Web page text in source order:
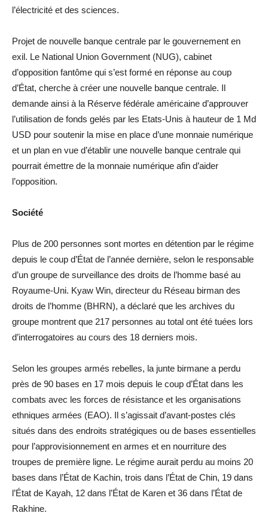
l’électricité et des sciences.
Projet de nouvelle banque centrale par le gouvernement en
exil. Le National Union Government (NUG), cabinet
d’opposition fantôme qui s’est formé en réponse au coup
d’État, cherche à créer une nouvelle banque centrale. Il
demande ainsi à la Réserve fédérale américaine d’approuver
l’utilisation de fonds gelés par les Etats-Unis à hauteur de 1 Md
USD pour soutenir la mise en place d’une monnaie numérique
et un plan en vue d’établir une nouvelle banque centrale qui
pourrait émettre de la monnaie numérique afin d’aider
l’opposition.
Société
Plus de 200 personnes sont mortes en détention par le régime
depuis le coup d’État de l’année dernière, selon le responsable
d’un groupe de surveillance des droits de l’homme basé au
Royaume-Uni. Kyaw Win, directeur du Réseau birman des
droits de l’homme (BHRN), a déclaré que les archives du
groupe montrent que 217 personnes au total ont été tuées lors
d’interrogatoires au cours des 18 derniers mois.
Selon les groupes armés rebelles, la junte birmane a perdu
près de 90 bases en 17 mois depuis le coup d’État dans les
combats avec les forces de résistance et les organisations
ethniques armées (EAO). Il s’agissait d’avant-postes clés
situés dans des endroits stratégiques ou de bases essentielles
pour l’approvisionnement en armes et en nourriture des
troupes de première ligne. Le régime aurait perdu au moins 20
bases dans l’État de Kachin, trois dans l’État de Chin, 19 dans
l’État de Kayah, 12 dans l’État de Karen et 36 dans l’État de
Rakhine.